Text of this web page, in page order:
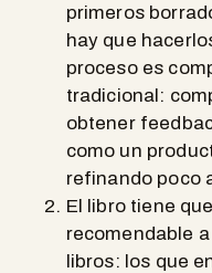
primeros
hay que
proceso es
tradicional:
obtener
como un
refinando poco
El libro tiene
recomendable
libros: los que